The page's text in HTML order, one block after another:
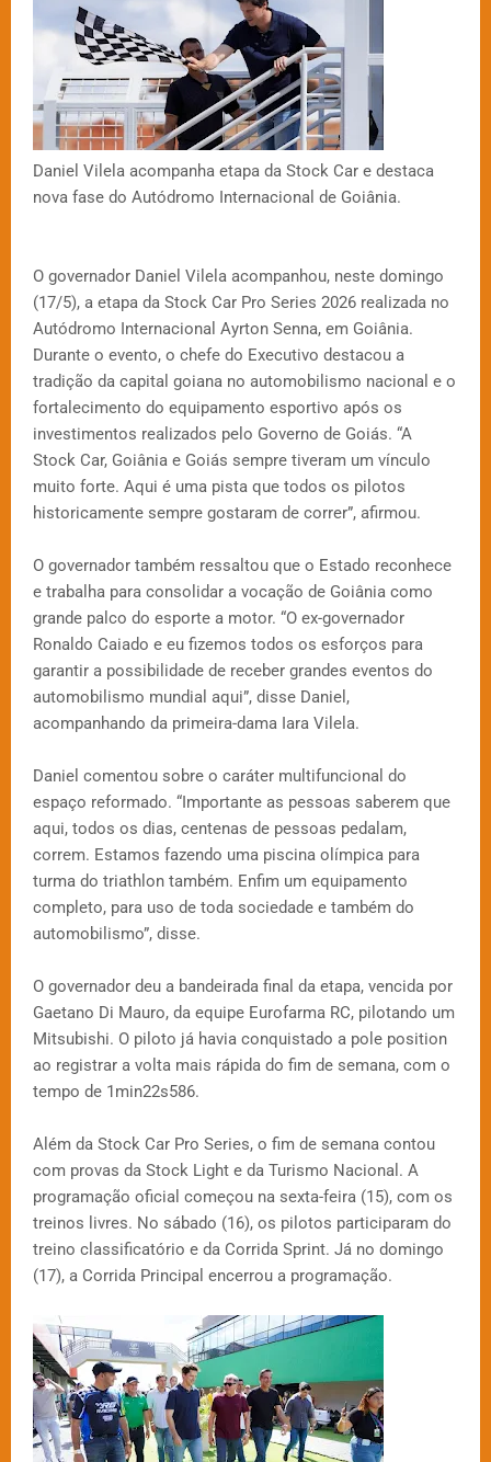
Daniel Vilela acompanha etapa da Stock Car e destaca
nova fase do Autódromo Internacional de Goiânia.
O governador Daniel Vilela acompanhou, neste domingo
(17/5), a etapa da Stock Car Pro Series 2026 realizada no
Autódromo Internacional Ayrton Senna, em Goiânia.
Durante o evento, o chefe do Executivo destacou a
tradição da capital goiana no automobilismo nacional e o
fortalecimento do equipamento esportivo após os
investimentos realizados pelo Governo de Goiás. “A
Stock Car, Goiânia e Goiás sempre tiveram um vínculo
muito forte. Aqui é uma pista que todos os pilotos
historicamente sempre gostaram de correr”, afirmou.
O governador também ressaltou que o Estado reconhece
e trabalha para consolidar a vocação de Goiânia como
grande palco do esporte a motor. “O ex-governador
Ronaldo Caiado e eu fizemos todos os esforços para
garantir a possibilidade de receber grandes eventos do
automobilismo mundial aqui”, disse Daniel,
acompanhando da primeira-dama Iara Vilela.
Daniel comentou sobre o caráter multifuncional do
espaço reformado. “Importante as pessoas saberem que
aqui, todos os dias, centenas de pessoas pedalam,
correm. Estamos fazendo uma piscina olímpica para
turma do triathlon também. Enfim um equipamento
completo, para uso de toda sociedade e também do
automobilismo”, disse.
O governador deu a bandeirada final da etapa, vencida por
Gaetano Di Mauro, da equipe Eurofarma RC, pilotando um
Mitsubishi. O piloto já havia conquistado a pole position
ao registrar a volta mais rápida do fim de semana, com o
tempo de 1min22s586.
Além da Stock Car Pro Series, o fim de semana contou
com provas da Stock Light e da Turismo Nacional. A
programação oficial começou na sexta-feira (15), com os
treinos livres. No sábado (16), os pilotos participaram do
treino classificatório e da Corrida Sprint. Já no domingo
(17), a Corrida Principal encerrou a programação.